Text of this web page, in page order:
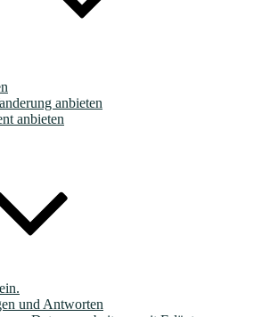
anbieten
anbieten
und Antworten